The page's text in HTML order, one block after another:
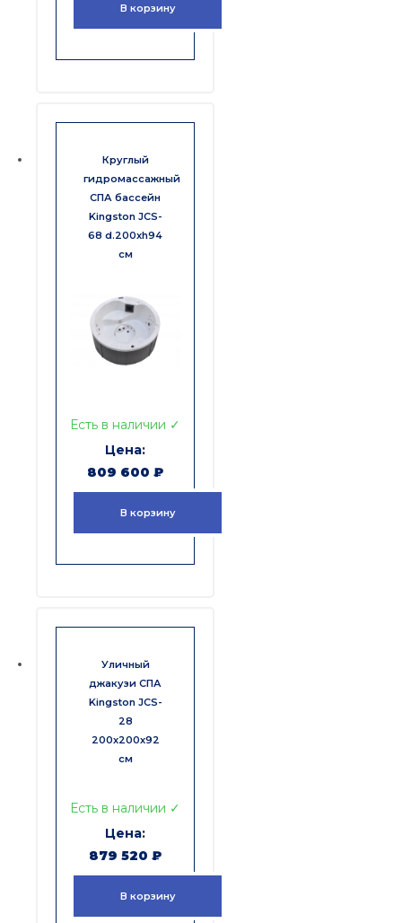
В корзину
Круглый
гидромассажный
СПА бассейн
Kingston JCS-
68 d.200xh94
см
Есть в наличии ✓
809 600 ₽
В корзину
Уличный
джакузи СПА
Kingston JCS-
28
200x200x92
см
Есть в наличии ✓
879 520 ₽
В корзину